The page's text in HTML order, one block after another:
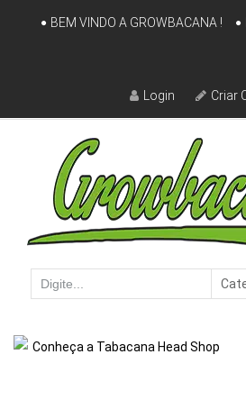
Skip
BEM VINDO A GROWBACANA !
Login Criar
Conheça a Tabacana Head Shop